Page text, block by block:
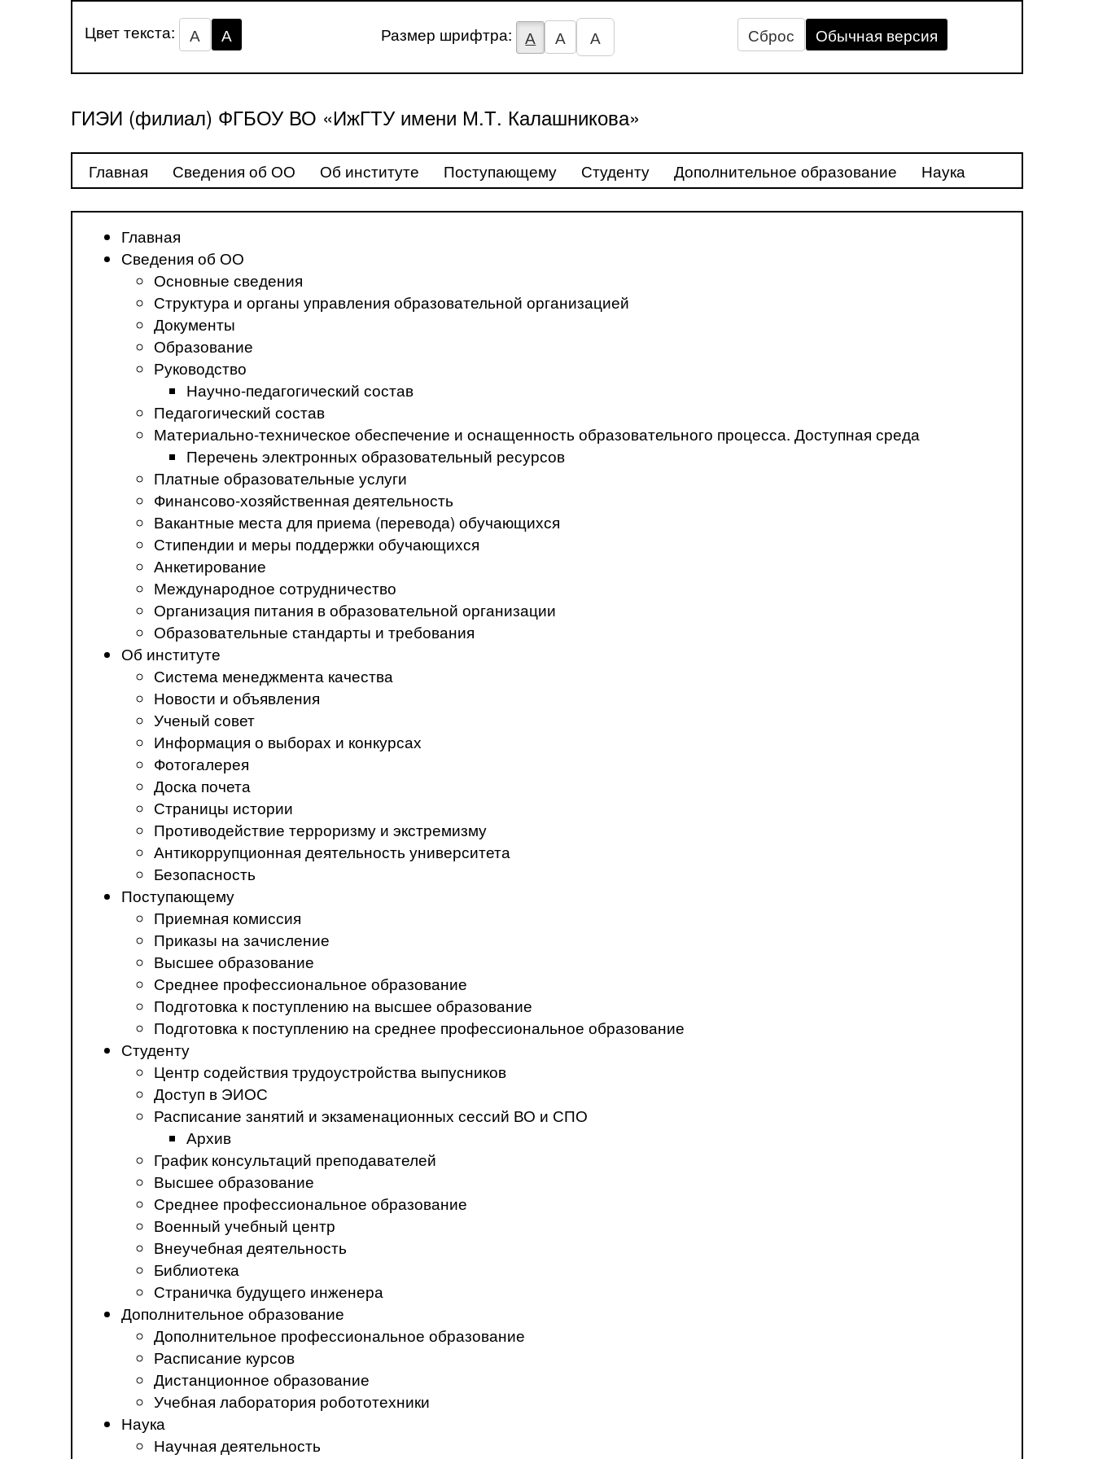
Цвет текста: А А Размер шрифтра: А А А Сброс Обычная версия
ГИЭИ (филиал) ФГБОУ ВО «ИжГТУ имени М.Т. Калашникова»
Главная Сведения об ОО Об институте Поступающему Студенту Дополнительное образование Наука
Главная
Сведения об ОО
Основные сведения
Структура и органы управления образовательной организацией
Документы
Образование
Руководство
Научно-педагогический состав
Педагогический состав
Материально-техническое обеспечение и оснащенность образовательного процесса. Доступная среда
Перечень электронных образовательный ресурсов
Платные образовательные услуги
Финансово-хозяйственная деятельность
Вакантные места для приема (перевода) обучающихся
Стипендии и меры поддержки обучающихся
Анкетирование
Международное сотрудничество
Организация питания в образовательной организации
Образовательные стандарты и требования
Об институте
Система менеджмента качества
Новости и объявления
Ученый совет
Информация о выборах и конкурсах
Фотогалерея
Доска почета
Страницы истории
Противодействие терроризму и экстремизму
Антикоррупционная деятельность университета
Безопасность
Поступающему
Приемная комиссия
Приказы на зачисление
Высшее образование
Среднее профессиональное образование
Подготовка к поступлению на высшее образование
Подготовка к поступлению на среднее профессиональное образование
Студенту
Центр содействия трудоустройства выпусников
Доступ в ЭИОС
Расписание занятий и экзаменационных сессий ВО и СПО
Архив
График консультаций преподавателей
Высшее образование
Среднее профессиональное образование
Военный учебный центр
Внеучебная деятельность
Библиотека
Страничка будущего инженера
Дополнительное образование
Дополнительное профессиональное образование
Расписание курсов
Дистанционное образование
Учебная лаборатория робототехники
Наука
Научная деятельность